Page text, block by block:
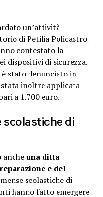
un’attività
di Petilia Policastro.
contestato la
dispositivi di sicurezza.
stato denunciato in
stata inoltre applicata
a 1.700 euro.
scolastiche di
ancheuna ditta
e del
scolastiche di
hanno fatto emergere